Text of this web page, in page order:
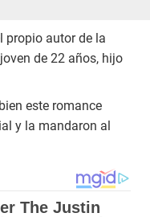
propio autor de la
de 22 años, hijo
este romance
y la mandaron al